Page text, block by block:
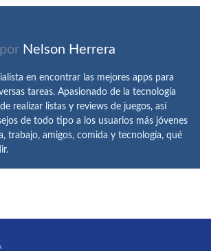
por Nelson Herrera
en encontrar las mejores apps para
tareas. Apasionado de la tecnología
realizar listas y reviews de juegos, así
de todo tipo a los usuarios más jóvenes
trabajo, amigos, comida y tecnología, qué